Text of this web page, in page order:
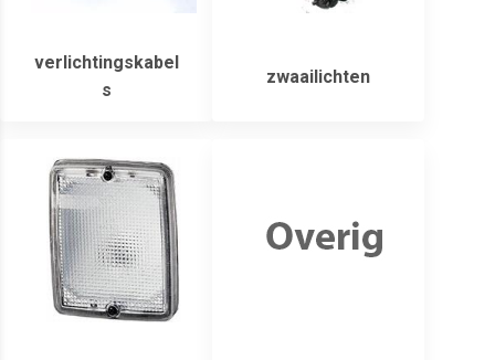
verlichtingskabel
s
zwaailichten